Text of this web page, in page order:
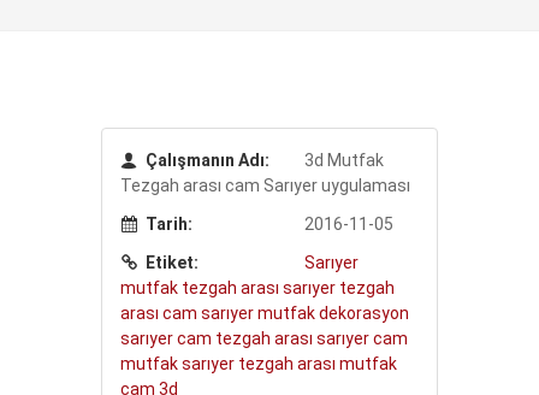
Çalışmanın Adı:
3d Mutfak
Tezgah arası cam Sarıyer uygulaması
Tarih:
2016-11-05
Etiket:
Sarıyer
mutfak tezgah arası sarıyer tezgah
arası cam sarıyer mutfak dekorasyon
sarıyer cam tezgah arası sarıyer cam
mutfaksarıyer tezgah arası mutfak
cam 3d